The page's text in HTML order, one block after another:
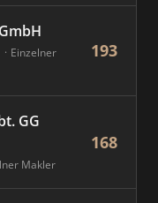
Einzelner
193
GG
Makler
168